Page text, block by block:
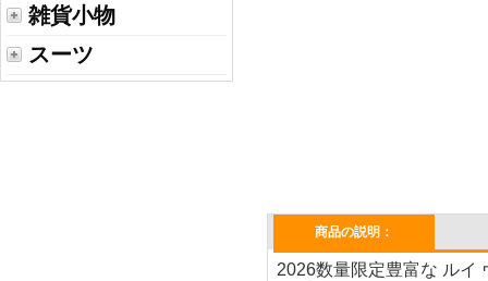
雑貨小物
スーツ
商品の説明：
2026数量限定豊富な ルイ